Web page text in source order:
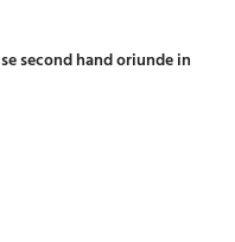
second hand oriunde in